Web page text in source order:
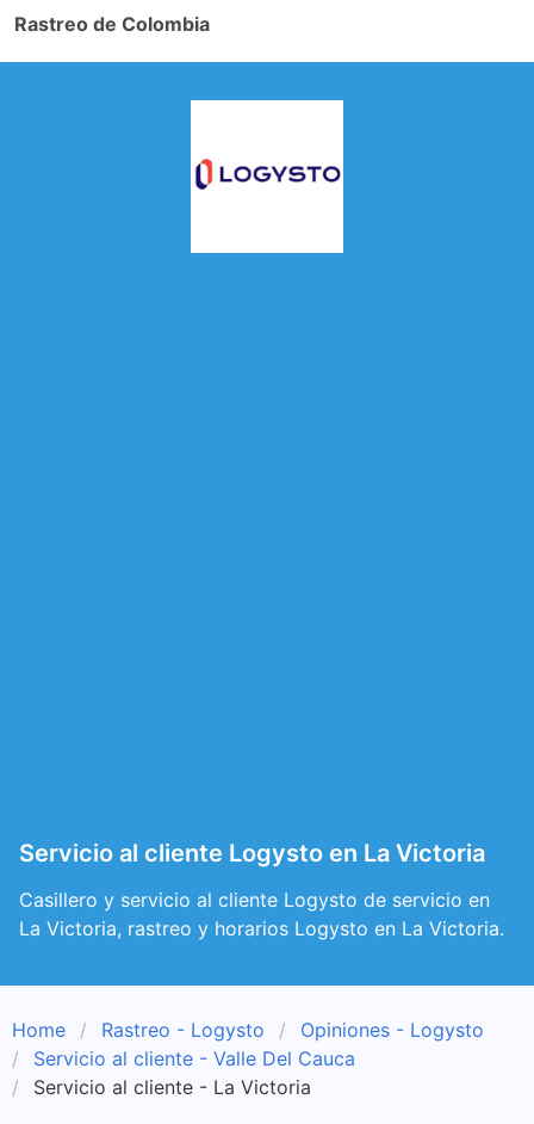
Rastreo de Colombia
Servicio al cliente Logysto en La Victoria
Casillero y servicio al cliente Logysto de servicio en
La Victoria, rastreo y horarios Logysto en La Victoria.
Home Rastreo - Logysto
Opiniones - Logysto
Servicio al cliente - Valle Del Cauca
Servicio al cliente - La Victoria